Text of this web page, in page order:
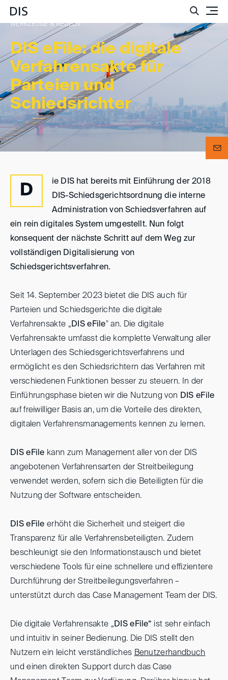
DIS eFile: die digitale
Verfahrensakte für
Parteien und
Schiedsrichter
WERKZEUGE & REGELN
D
ie DIS hat bereits mit Einführung der 2018
DIS-Schiedsgerichtsordnung die interne
Administration von Schiedsverfahren auf
ein rein digitales System umgestellt. Nun folgt
konsequent der nächste Schritt auf dem Weg zur
vollständigen Digitalisierung von
Schiedsgerichtsverfahren.
Seit 14. September 2023 bietet die DIS auch für
Parteien und Schiedsgerichte die digitale
Verfahrensakte „ DIS eFile" an. Die digitale
Verfahrensakte umfasst die komplette Verwaltung aller
Unterlagen des Schiedsgerichtsverfahrens und
ermöglicht es den Schiedsrichtern das Verfahren mit
verschiedenen Funktionen besser zu steuern. In der
Einführungsphase bieten wir die Nutzung von DIS eFile
auf freiwilliger Basis an, um die Vorteile des direkten,
digitalen Verfahrensmanagements kennen zu lernen.
DIS eFile kann zum Management aller von der DIS
angebotenen Verfahrensarten der Streitbeilegung
verwendet werden, sofern sich die Beteiligten für die
Nutzung der Software entscheiden.
DIS eFile erhöht die Sicherheit und steigert die
Transparenz für alle Verfahrensbeteiligten. Zudem
beschleunigt sie den Informationstausch und bietet
verschiedene Tools für eine schnellere und effizientere
Durchführung der Streitbeilegungsverfahren –
unterstützt durch das Case Management Team der DIS.
Die digitale Verfahrensakte „ DIS eFile“ ist sehr einfach
und intuitiv in seiner Bedienung. Die DIS stellt den
Nutzern ein leicht verständliches Benutzerhandbuch
und einen direkten Support durch das Case